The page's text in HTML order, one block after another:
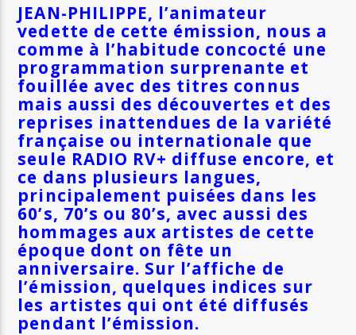
JEAN-PHILIPPE, l’animateur
vedette de cette émission, nous a
comme à l’habitude concocté une
programmation surprenante et
fouillée avec des titres connus
mais aussi des découvertes et des
reprises inattendues de la variété
française ou internationale que
seule RADIO RV+ diffuse encore, et
ce dans plusieurs langues,
principalement puisées dans les
60’s, 70’s ou 80’s, avec aussi des
hommages aux artistes de cette
époque dont on fête un
anniversaire. Sur l’affiche de
l’émission, quelques indices sur
les artistes qui ont été diffusés
pendant l’émission.